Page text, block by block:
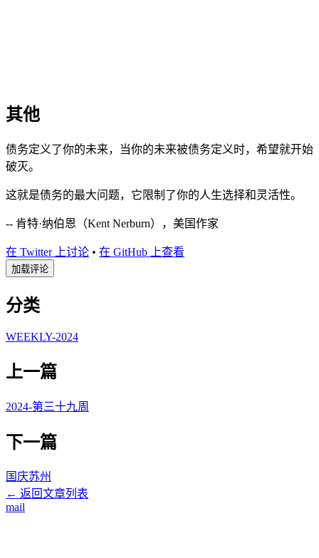
其他
债务定义了你的未来，当你的未来被债务定义时，希望就开始
破灭。
这就是债务的最大问题，它限制了你的人生选择和灵活性。
-- 肯特·纳伯恩（Kent Nerburn），美国作家
在 Twitter 上讨论 • 在 GitHub 上查看
加载评论
分类
WEEKLY-2024
上一篇
2024-第三十九周
下一篇
国庆苏州
← 返回文章列表
mail